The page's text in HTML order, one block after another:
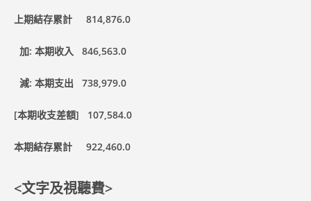
上期結存累計 814,876.0
加: 本期收入 846,563.0
減: 本期支出 738,979.0
[本期收支差額] 107,584.0
本期結存累計 922,460.0
<文字及視聽費>